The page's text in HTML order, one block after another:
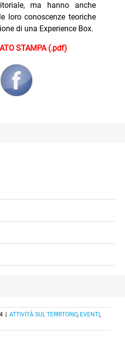
ma hanno anche
loro conoscenze teoriche
di una Experience Box.
STAMPA (.pdf)
ATTIVITÀ SUL TERRITORIO, EVENTI ,